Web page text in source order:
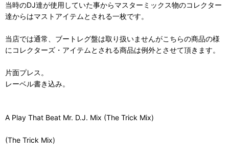
当時のDJ達が使用していた事からマスターミックス物のコレクター
達からはマストアイテムとされる一枚です。
当店では通常、ブートレグ盤は取り扱いませんがこちらの商品の様
にコレクターズ・アイテムとされる商品は例外とさせて頂きます。
片面プレス。
レーベル書き込み。
A Play That Beat Mr. D.J. Mix (The Trick Mix)
(The Trick Mix)